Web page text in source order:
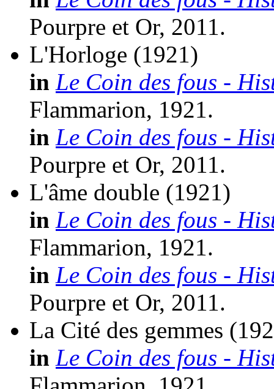
Pourpre et Or, 2011.
L'Horloge (1921)
in Le Coin des fous -
Flammarion, 1921.
in Le Coin des fous -
Pourpre et Or, 2011.
L'âme double (1921)
in Le Coin des fous -
Flammarion, 1921.
in Le Coin des fous -
Pourpre et Or, 2011.
La Cité des gemmes
in Le Coin des fous -